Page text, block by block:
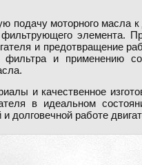
подачу моторного масла
элемента.
и предотвращение
и применению
и качественное
в идеальном
долговечной работе